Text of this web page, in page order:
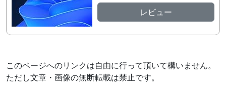
レビュー
このページへのリンクは自由に行って頂いて構いません。
ただし文章・画像の無断転載は禁止です。